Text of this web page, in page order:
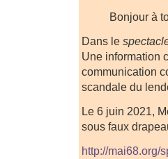
Bonjour à
Dans le
Une information
communication
scandale du
Le 6 juin 2021,
sous faux
http://mai68.org/